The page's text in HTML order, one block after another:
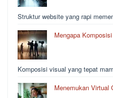
Struktur website yang rapi
Mengapa
Komposisi visual yang tepat
Menemukan